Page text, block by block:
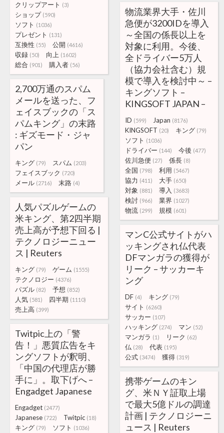
クリップアート (3)
ショップ (590)
ソフト (1036)
プレゼント (131)
互換性 (55) 公開 (4616)
収録 (50) 向上 (1602)
総合 (901) 購入者 (56)
物流業界大手・佐川
急便が3200IDを導入
～全国の係長以上を
対象に利用。今後、
全ドライバー5万人
（協力会社含む）規
模で導入を検討中～ –
キングソフト –
KINGSOFT JAPAN –
ID (599) Japan (8176)
KINGSOFT (20) キング (79)
ソフト (1036)
ドライバー (144) 今後 (477)
佐川急便 (27) 係長 (8)
全国 (798) 利用 (5467)
協力 (411) 大手 (650)
対象 (881) 導入 (3683)
検討 (966) 業界 (1027)
物流 (299) 規模 (601)
2,700万通のスパム
メールを送った、フ
ェイスブックの「ス
パムキング」の末路
: ギズモード・ジャ
パン
キング (79) スパム (203)
フェイスブック (720)
メール (2716) 末路 (4)
人気パズルゲームの
米キング、第2四半期
売上高が予想下回る |
テクノロジーニュー
ス | Reuters
キング (79) ゲーム (1555)
テクノロジー (4376)
パズル (82) 予想 (852)
人気 (581) 四半期 (1110)
売上高 (399)
マンC公式サイトがハ
ッキングされ仏代表
DFマンガラの獲得が
リーク – サッカーキ
ング
DF (4) キング (79)
サイト (6260)
サッカー (107)
ハッキング (274) マン (52)
マンガラ (1) リーク (62)
仏 (28) 代表 (195)
公式 (3474) 獲得 (319)
Twitpic上の「警
告！」悪質広告をキ
ングソフトが釈明、
「中国の代理店が勝
手に」。取下げへ –
Engadget Japanese
Engadget (2477)
Japanese (722) Twitpic (18)
キング (79) ソフト (1036)
携帯ゲームのキン
グ、米ＮＹ証取上場
で最大5億ドルの調達
計画 | テクノロジーニ
ュース | Reuters